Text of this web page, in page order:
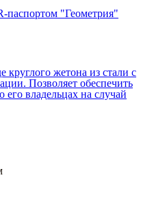
паспортом "Геометрия"
круглого жетона из стали с
Позволяет обеспечить
владельцах на случай